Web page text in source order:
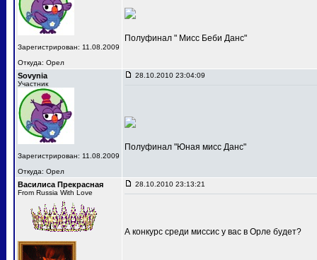
Зарегистрирован: 11.08.2009
Откуда: Орел
Полуфинал " Мисс Беби Данс"
Sovynia
Участник
Зарегистрирован: 11.08.2009
Откуда: Орел
28.10.2010 23:04:09
Полуфинал "Юная мисс Данс"
Василиса Прекрасная
From Russia With Love
28.10.2010 23:13:21
А конкурс среди миссис у вас в Орле будет?